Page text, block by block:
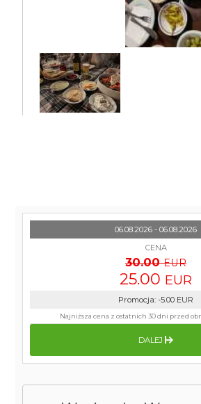
06.08.2026 - 06.08.2026
CENA
30.00 EUR
25.00 EUR
Promocja: -5.00 EUR
Najniższa cena z ostatnich 30 dni przed
DALEJ